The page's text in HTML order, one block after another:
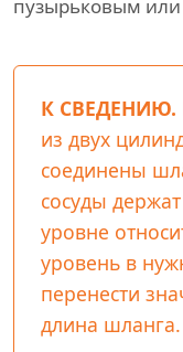
пузырьковым
К СВЕДЕНИЮ.
из двух
соединены
сосуды
уровне
уровень в
перенести
длина шланга.